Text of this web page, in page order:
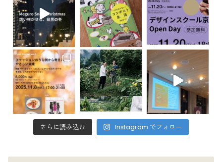
さらに読み込む Instagram でフォロー